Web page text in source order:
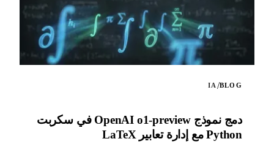
BLOG
/
IA
دمج نموذج OpenAI o1-preview في سكربت
Python مع إدارة تعابير LaTeX